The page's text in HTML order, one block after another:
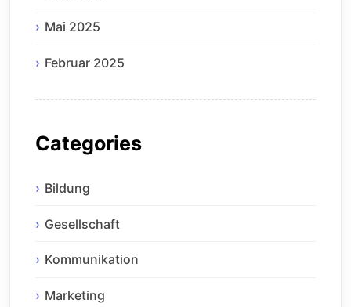
Mai 2025
Februar 2025
Categories
Bildung
Gesellschaft
Kommunikation
Marketing